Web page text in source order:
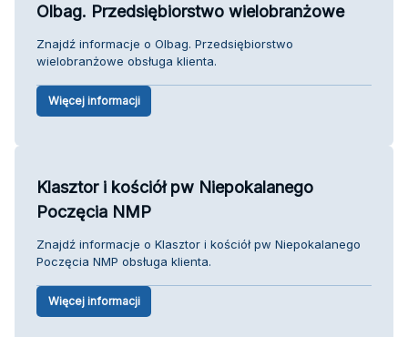
Olbag. Przedsiębiorstwo wielobranżowe
Znajdź informacje o Olbag. Przedsiębiorstwo
wielobranżowe obsługa klienta.
Więcej informacji
Klasztor i kościół pw Niepokalanego
Poczęcia NMP
Znajdź informacje o Klasztor i kościół pw Niepokalanego
Poczęcia NMP obsługa klienta.
Więcej informacji